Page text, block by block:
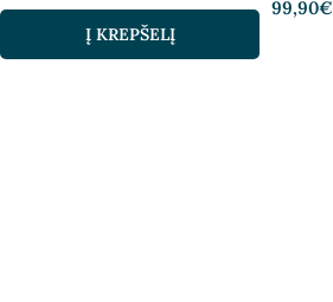
Į KREPŠELĮ
99,90€